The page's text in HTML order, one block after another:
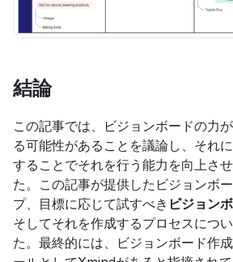
結論
この記事では、ビジョンボードの力
る可能性があることを議論し、それ
することでそれを行う能力を向上さ
た。この記事が提供したビジョンボ
プ、目標に応じて試すべき ビジョン
そしてそれを作成するプロセスにつ
た。最終的には、ビジョンボード作